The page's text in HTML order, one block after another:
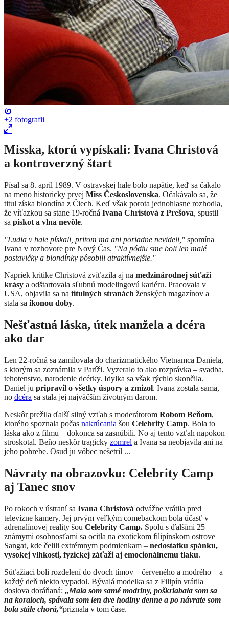
+2 fotografii
Misska, ktorú vypískali: Ivana Christová
a kontroverzný štart
Písal sa 8. apríl 1989. V ostravskej hale bolo napätie, keď sa čakalo
na meno historicky prvej Miss Československa. Očakávalo sa, že
titul získa blondína z Čiech. Keď však porota jednohlasne rozhodla,
že víťazkou sa stane 19-ročná Ivana Christová z Prešova, spustil
sa piskot a vlna nevôle.
"Ľudia v hale pískali, pritom ma ani poriadne nevideli," spomína
Ivana v rozhovore pre Nový Čas. "Na pódiu sme boli len malé
postavičky a blondínky pôsobili atraktívnejšie."
Napriek kritike Christová zvíťazila aj na medzinárodnej súťaži
krásy a odštartovala sľubnú modelingovú kariéru. Pracovala v
USA, objavila sa na titulných stranách ženských magazínov a
stala sa ikonou doby.
Nešťastná láska, útek manžela a dcéra
ako dar
Len 22-ročná sa zamilovala do charizmatického Vietnamca Daniela,
s ktorým sa zoznámila v Paríži. Vyzeralo to ako rozprávka – svadba,
tehotenstvo, narodenie dcérky. Idylka sa však rýchlo skončila.
Daniel ju pripravil o všetky úspory a zmizol. Ivana zostala sama,
no dcéra sa stala jej najväčším životným darom.
Neskôr prežila ďalší silný vzťah s moderátorom Robom Beňom,
ktorého spoznala počas nakrúcania šou Celebrity Camp. Bola to
láska ako z filmu – dokonca sa zasnúbili. No aj tento vzťah napokon
stroskotal. Beňo neskôr tragicky zomrel a Ivana sa neobjavila ani na
jeho pohrebe. Osud ju vôbec nešetril ...
Návraty na obrazovku: Celebrity Camp
aj Tanec snov
Po rokoch v ústraní sa Ivana Christová odvážne vrátila pred
televízne kamery. Jej prvým veľkým comebackom bola účasť v
adrenalínovej reality šou Celebrity Camp. Spolu s ďalšími 25
známymi osobnosťami sa ocitla na exotickom filipínskom ostrove
Sangat, kde čelili extrémnym podmienkam – nedostatku spánku,
vysokej vlhkosti, fyzickej záťaži aj emocionálnemu tlaku.
Súťažiaci boli rozdelení do dvoch tímov – červeného a modrého – a
každý deň niekto vypadol. Bývalá modelka sa z Filipín vrátila
doslova doráňaná: „Mala som samé modriny, poškriabala som sa
na koraloch, spávala som len dve hodiny denne a po návrate som
bola stále chorá,“priznala v tom čase.